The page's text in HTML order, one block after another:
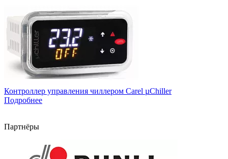
Контроллер управления чиллером Carel µChiller
Подробнее
Партнёры